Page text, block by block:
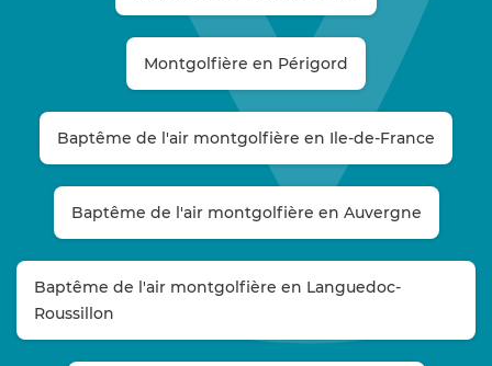
Montgolfière en Périgord
Baptême de l'air montgolfière en Ile-de-France
Baptême de l'air montgolfière en Auvergne
Baptême de l'air montgolfière en Languedoc-
Roussillon